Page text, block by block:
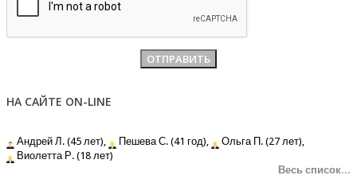
НА САЙТЕ ON-LINE
Андрей Л. (45 лет), Пешева С. (41 год),
Ольга П. (27 лет),
Виолетта Р. (18 лет)
Весь список...